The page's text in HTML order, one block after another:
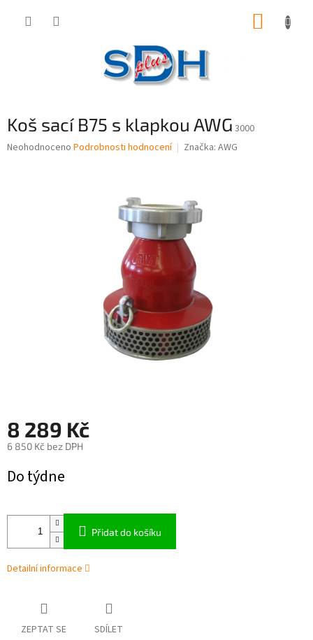
Koš sací B75 s klapkou AWG 3000
Průměrné
Neohodnoceno Podrobnosti hodnocení Značka: AWG
8 289 Kč
6 850 Kč bez DPH
cena:
Do týdne
Přidat do košíku
Detailní informace
ZEPTAT SE SDÍLET